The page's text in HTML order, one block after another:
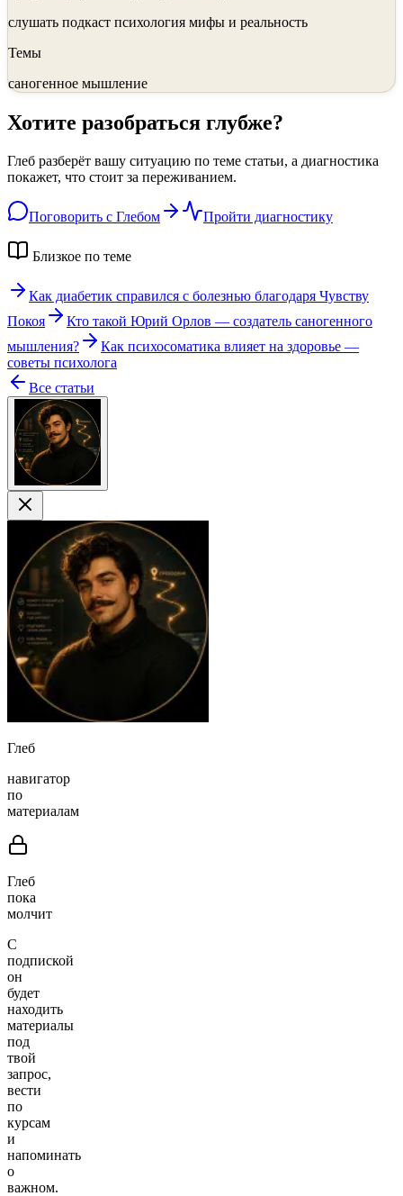
слушать подкаст психология мифы и реальность
Темы
саногенное мышление
Хотите разобраться глубже?
Глеб разберёт вашу ситуацию по теме статьи, а диагностика
покажет, что стоит за переживанием.
Поговорить с Глебом Пройти диагностику
Близкое по теме
Как диабетик справился с болезнью благодаря Чувству
Покоя
Кто такой Юрий Орлов — создатель саногенного
мышления?
Как психосоматика влияет на здоровье —
советы психолога
Все статьи
Глеб
навигатор
по
материалам
Глеб
пока
молчит
С
подпиской
он
будет
находить
материалы
под
твой
запрос,
вести
по
курсам
и
напоминать
о
важном.